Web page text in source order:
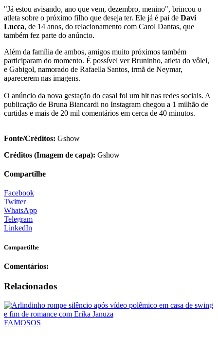
"Já estou avisando, ano que vem, dezembro, menino", brincou o
atleta sobre o próximo filho que deseja ter. Ele já é pai de Davi
Lucca, de 14 anos, do relacionamento com Carol Dantas, que
também fez parte do anúncio.
Além da família de ambos, amigos muito próximos também
participaram do momento. É possível ver Bruninho, atleta do vôlei,
e Gabigol, namorado de Rafaella Santos, irmã de Neymar,
aparecerem nas imagens.
O anúncio da nova gestação do casal foi um hit nas redes sociais. A
publicação de Bruna Biancardi no Instagram chegou a 1 milhão de
curtidas e mais de 20 mil comentários em cerca de 40 minutos.
Fonte/Créditos: Gshow
Créditos (Imagem de capa): Gshow
Compartilhe
Facebook
Twitter
WhatsApp
Telegram
LinkedIn
Compartilhe
Comentários:
Relacionados
FAMOSOS